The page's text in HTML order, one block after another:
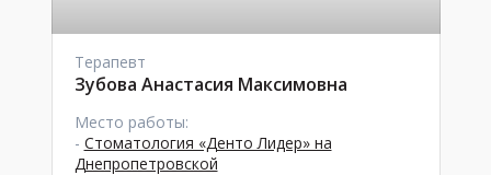
Терапевт
Зубова Анастасия Максимовна
Место работы:
- Стоматология «Денто Лидер» на
Днепропетровской